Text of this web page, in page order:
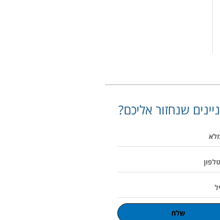
שנחזור אליכם?
שלח